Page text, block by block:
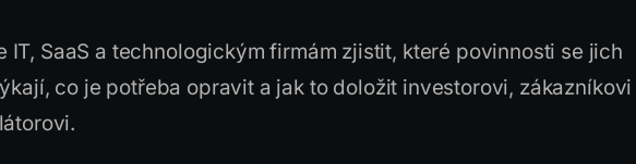
IT, SaaS a technologickým firmám zjistit, které povinnosti se jich
co je potřeba opravit a jak to doložit investorovi, zákazníkovi